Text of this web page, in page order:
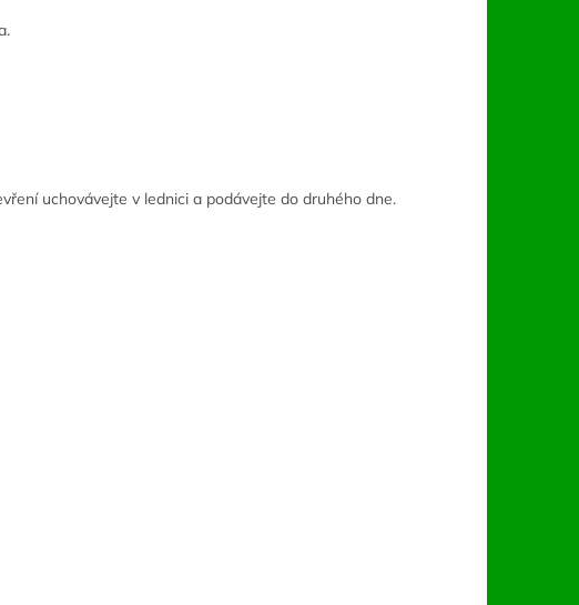
uchovávejte v lednici a podávejte do druhého dne.